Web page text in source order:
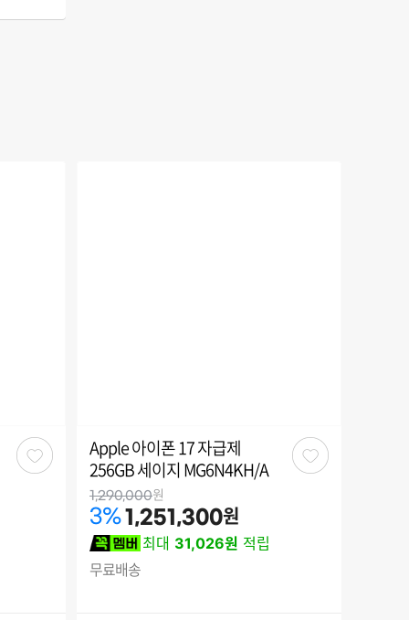
관
Apple 아이폰 17 자급제
256GB 세이지 MG6N4KH/A
1,290,000원
3%1,251,300원
최대 31,026원 적립
무료배송
관